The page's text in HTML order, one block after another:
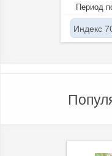
Период
Индекс